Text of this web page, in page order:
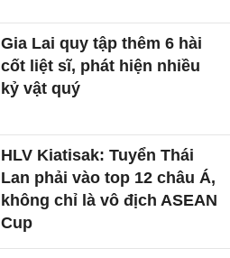
Gia Lai quy tập thêm 6 hài
cốt liệt sĩ, phát hiện nhiều
kỷ vật quý
HLV Kiatisak: Tuyển Thái
Lan phải vào top 12 châu Á,
không chỉ là vô địch ASEAN
Cup